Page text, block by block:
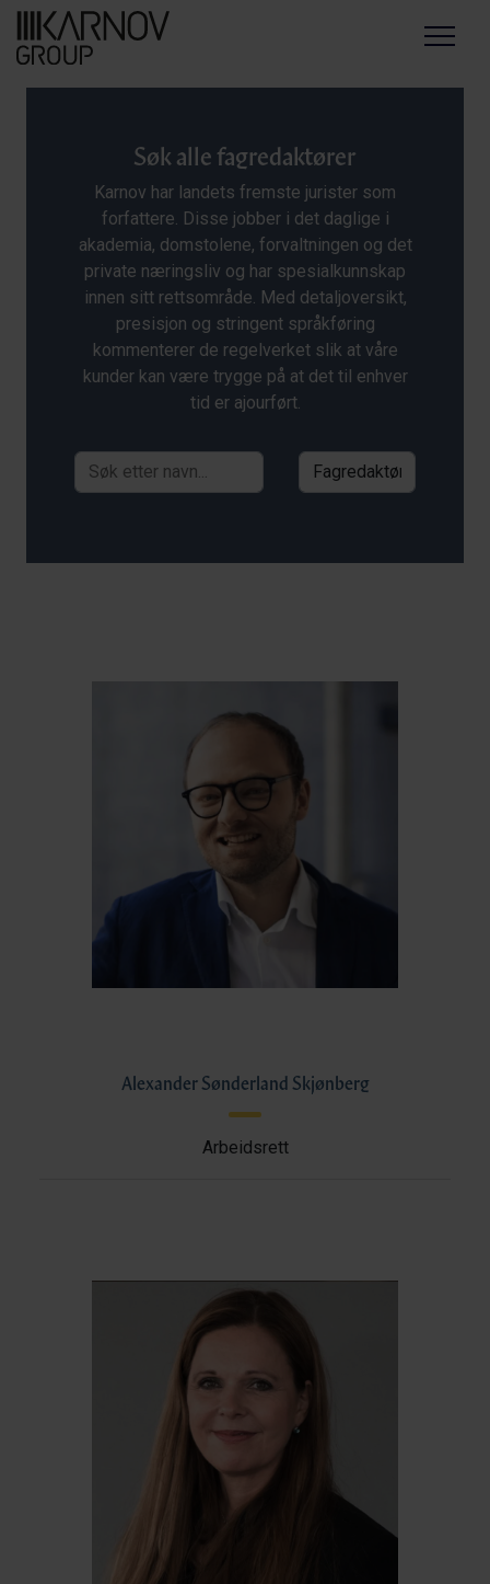
Menu
Søk alle fagredaktører
Karnov har landets fremste jurister som
forfattere. Disse jobber i det daglige i
akademia, domstolene, forvaltningen og det
private næringsliv og har spesialkunnskap
innen sitt rettsområde. Med detaljoversikt,
presisjon og stringent språkføring
kommenterer de regelverket slik at våre
kunder kan være trygge på at det til enhver
tid er ajourført.
Alexander Sønderland Skjønberg
Arbeidsrett